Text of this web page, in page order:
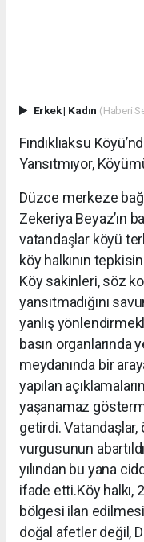
Erkek| Kadın (Haberi
Fındıklıaksu
Yansıtmıyor,
Düzce merkeze
Zekeriya Beyaz’ın
vatandaşlar köyü
köy halkının
Köy sakinleri, söz
yansıtmadığını
yanlış
basın organlarında
meydanında bir
yapılan
yaşanamaz
getirdi. Vatandaşlar,
vurgusunun
yılından bu yana
ifade etti.Köy halkı,
bölgesi ilan
doğal afetler değil,